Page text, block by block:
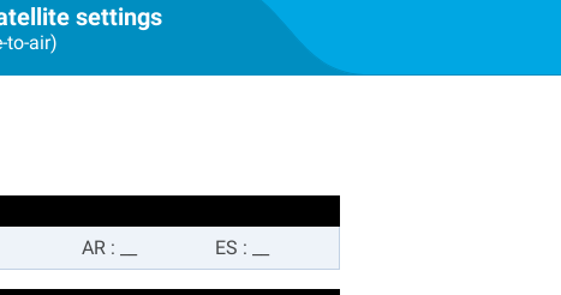
settings
to-air)
AR : ES :